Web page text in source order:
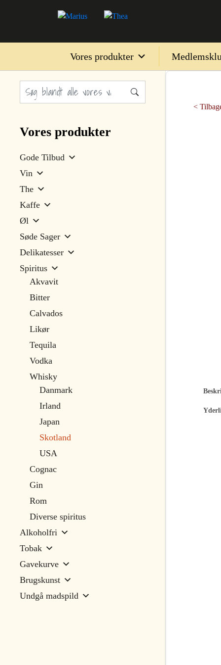
Vores produkter
Vores produkter
Gode Tilbud
Vin
The
Kaffe
Øl
Søde Sager
Delikatesser
Spiritus
Akvavit
Bitter
Calvados
Likør
Tequila
Vodka
Whisky
Danmark
Irland
Japan
Skotland
USA
Cognac
Gin
Rom
Diverse spiritus
Alkoholfri
Tobak
Gavekurve
Brugskunst
Undgå madspild
<